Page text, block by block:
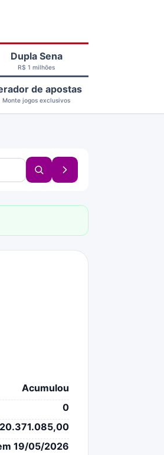
Dupla Sena
R$ 1 milhões
de apostas
Monte jogos exclusivos
Buscar
concurso
Próximo
Acumulou
0
19/05/2026